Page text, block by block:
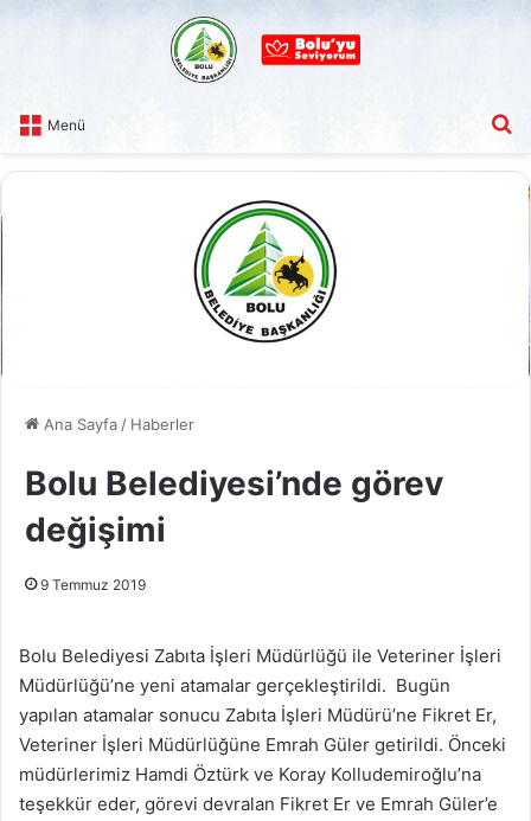
Menü
Ana Sayfa / Haberler
Bolu Belediyesi’nde görev
değişimi
9 Temmuz 2019
Bolu Belediyesi Zabıta İşleri Müdürlüğü ile Veteriner İşleri
Müdürlüğü’ne yeni atamalar gerçekleştirildi. Bugün
yapılan atamalar sonucu Zabıta İşleri Müdürü’ne Fikret Er,
Veteriner İşleri Müdürlüğüne Emrah Güler getirildi. Önceki
müdürlerimiz Hamdi Öztürk ve Koray Kolludemiroğlu’na
teşekkür eder, görevi devralan Fikret Er ve Emrah Güler’e